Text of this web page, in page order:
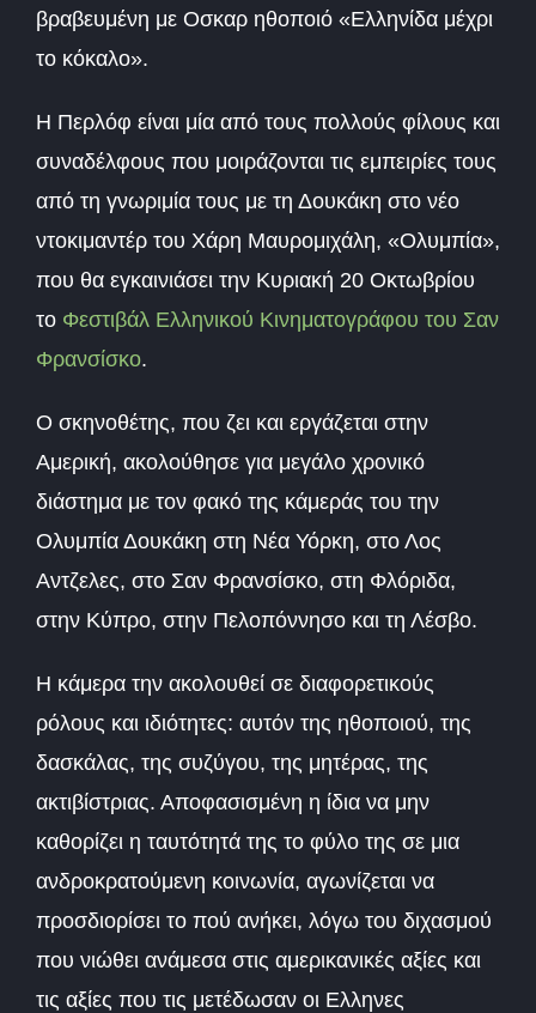
βραβευμένη με Οσκαρ ηθοποιό «Ελληνίδα μέχρι
το κόκαλο».
Η Περλόφ είναι μία από τους πολλούς φίλους και
συναδέλφους που μοιράζονται τις εμπειρίες τους
από τη γνωριμία τους με τη Δουκάκη στο νέο
ντοκιμαντέρ του Χάρη Μαυρομιχάλη, «Ολυμπία»,
που θα εγκαινιάσει την Κυριακή 20 Οκτωβρίου
το Φεστιβάλ Ελληνικού Κινηματογράφου του Σαν
Φρανσίσκο.
Ο σκηνοθέτης, που ζει και εργάζεται στην
Αμερική, ακολούθησε για μεγάλο χρονικό
διάστημα με τον φακό της κάμεράς του την
Ολυμπία Δουκάκη στη Νέα Υόρκη, στο Λος
Αντζελες, στο Σαν Φρανσίσκο, στη Φλόριδα,
στην Κύπρο, στην Πελοπόννησο και τη Λέσβο.
Η κάμερα την ακολουθεί σε διαφορετικούς
ρόλους και ιδιότητες: αυτόν της ηθοποιού, της
δασκάλας, της συζύγου, της μητέρας, της
ακτιβίστριας. Αποφασισμένη η ίδια να μην
καθορίζει η ταυτότητά της το φύλο της σε μια
ανδροκρατούμενη κοινωνία, αγωνίζεται να
προσδιορίσει το πού ανήκει, λόγω του διχασμού
που νιώθει ανάμεσα στις αμερικανικές αξίες και
τις αξίες που τις μετέδωσαν οι Ελληνες